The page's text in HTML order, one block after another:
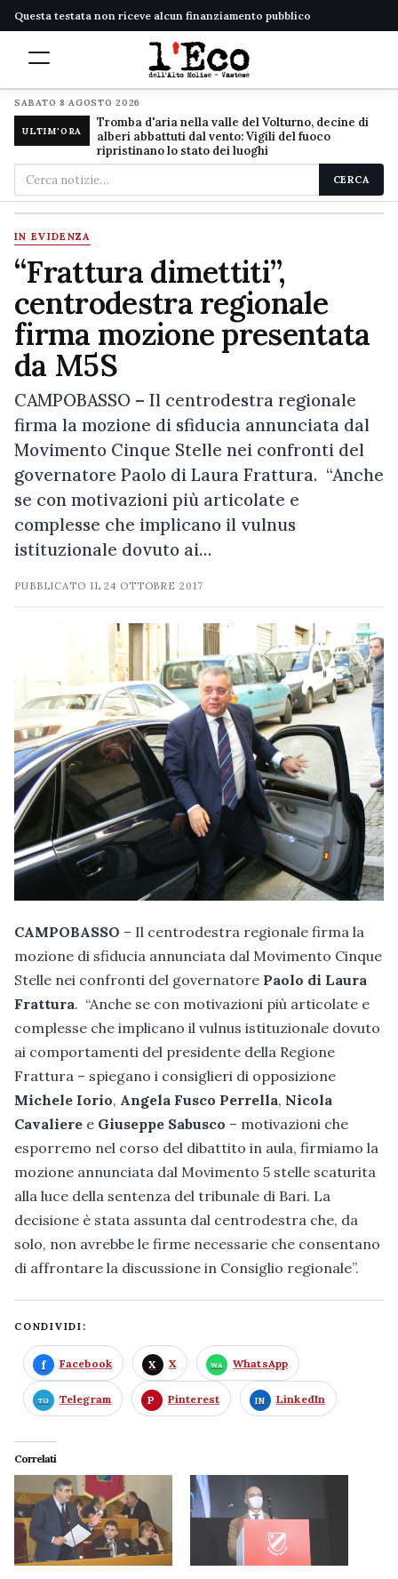
Questa testata non riceve alcun finanziamento pubblico
SABATO 8 AGOSTO 2026
ULTIM'ORA
Tromba d'aria nella valle del Volturno, decine di
alberi abbattuti dal vento: Vigili del fuoco
ripristinano lo stato dei luoghi
Cerca
nel
sito
CERCA
IN EVIDENZA
“Frattura dimettiti”,
centrodestra regionale
firma mozione presentata
da M5S
CAMPOBASSO – Il centrodestra regionale
firma la mozione di sfiducia annunciata dal
Movimento Cinque Stelle nei confronti del
governatore Paolo di Laura Frattura. “Anche
se con motivazioni più articolate e
complesse che implicano il vulnus
istituzionale dovuto ai…
PUBBLICATO IL24 OTTOBRE 2017
CAMPOBASSO – Il centrodestra regionale firma la
mozione di sfiducia annunciata dal Movimento Cinque
Stelle nei confronti del governatore Paolo di Laura
Frattura. “Anche se con motivazioni più articolate e
complesse che implicano il vulnus istituzionale dovuto
ai comportamenti del presidente della Regione
Frattura – spiegano i consiglieri di opposizione
Michele Iorio, Angela Fusco Perrella, Nicola
Cavaliere e Giuseppe Sabusco – motivazioni che
esporremo nel corso del dibattito in aula, firmiamo la
mozione annunciata dal Movimento 5 stelle scaturita
alla luce della sentenza del tribunale di Bari. La
decisione è stata assunta dal centrodestra che, da
solo, non avrebbe le firme necessarie che consentano
di affrontare la discussione in Consiglio regionale”.
CONDIVIDI:
Facebook X WhatsApp
Telegram Pinterest LinkedIn
Correlati